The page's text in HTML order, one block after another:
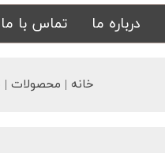
درباره ما تماس با ما
خانه |